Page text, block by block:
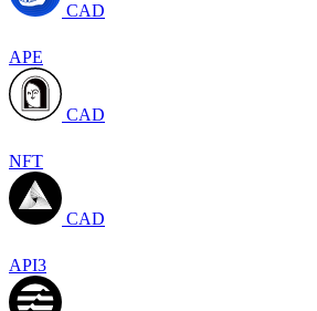
CAD
APE
CAD
NFT
CAD
API3